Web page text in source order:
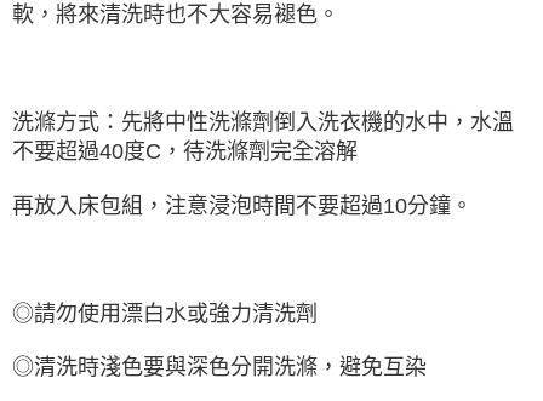
軟，將來清洗時也不大容易褪色。
洗滌方式：先將中性洗滌劑倒入洗衣機的水中，水溫
不要超過40度C，待洗滌劑完全溶解
再放入床包組，注意浸泡時間不要超過10分鐘。
◎請勿使用漂白水或強力清洗劑
◎清洗時淺色要與深色分開洗滌，避免互染